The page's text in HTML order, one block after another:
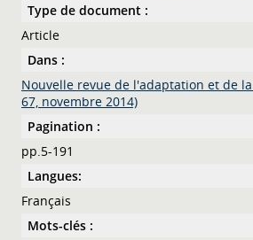
Type de document :
Article
Dans :
Nouvelle revue de l'adaptation et de la
67, novembre 2014)
Pagination :
pp.5-191
Langues:
Français
Mots-clés :